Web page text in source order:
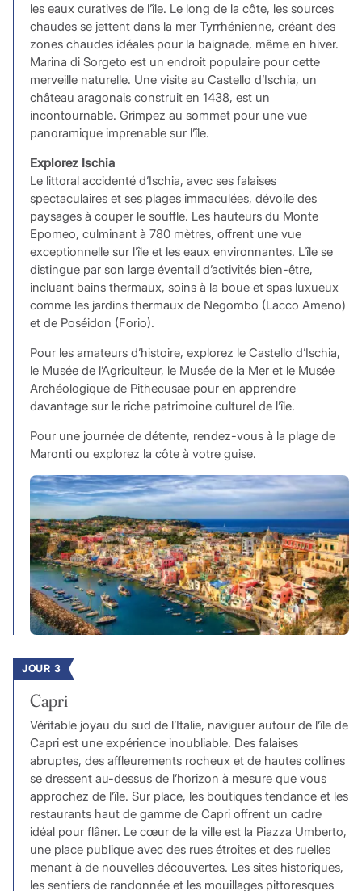
les eaux curatives de l’île. Le long de la côte, les sources
chaudes se jettent dans la mer Tyrrhénienne, créant des
zones chaudes idéales pour la baignade, même en hiver.
Marina di Sorgeto est un endroit populaire pour cette
merveille naturelle. Une visite au Castello d’Ischia, un
château aragonais construit en 1438, est un
incontournable. Grimpez au sommet pour une vue
panoramique imprenable sur l’île.
Explorez Ischia
Le littoral accidenté d’Ischia, avec ses falaises
spectaculaires et ses plages immaculées, dévoile des
paysages à couper le souffle. Les hauteurs du Monte
Epomeo, culminant à 780 mètres, offrent une vue
exceptionnelle sur l’île et les eaux environnantes. L’île se
distingue par son large éventail d’activités bien-être,
incluant bains thermaux, soins à la boue et spas luxueux
comme les jardins thermaux de Negombo (Lacco Ameno)
et de Poséidon (Forio).
Pour les amateurs d’histoire, explorez le Castello d’Ischia,
le Musée de l’Agriculteur, le Musée de la Mer et le Musée
Archéologique de Pithecusae pour en apprendre
davantage sur le riche patrimoine culturel de l’île.
Pour une journée de détente, rendez-vous à la plage de
Maronti ou explorez la côte à votre guise.
JOUR 3
Capri
Véritable joyau du sud de l’Italie, naviguer autour de l’île de
Capri est une expérience inoubliable. Des falaises
abruptes, des affleurements rocheux et de hautes collines
se dressent au-dessus de l’horizon à mesure que vous
approchez de l’île. Sur place, les boutiques tendance et les
restaurants haut de gamme de Capri offrent un cadre
idéal pour flâner. Le cœur de la ville est la Piazza Umberto,
une place publique avec des rues étroites et des ruelles
menant à de nouvelles découvertes. Les sites historiques,
les sentiers de randonnée et les mouillages pittoresques